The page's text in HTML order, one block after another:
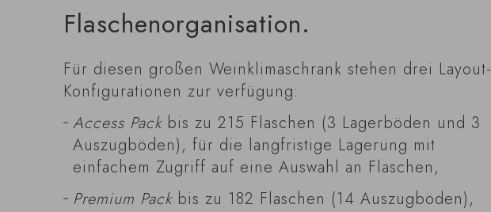
Flaschenorganisation.
Für diesen großen Weinklimaschrank stehen drei Layout-
Konfigurationen zur verfügung:
Access Packbis zu 215 Flaschen (3 Lagerböden und 3
Auszugböden), für die langfristige Lagerung mit
einfachem Zugriff auf eine Auswahl an Flaschen,
Premium Pack bis zu 182 Flaschen (14 Auszugböden),